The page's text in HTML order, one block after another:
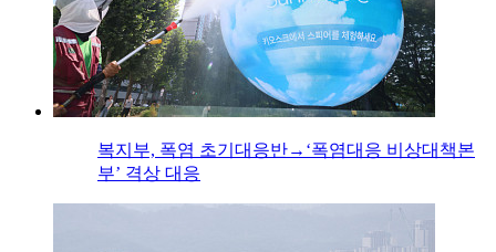
복지부, 폭염 초기대응반→‘폭염대응 비상대책본
부’ 격상 대응